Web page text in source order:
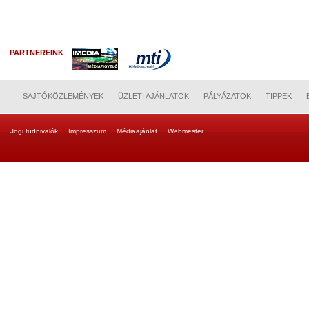
PARTNEREINK
SAJTÓKÖZLEMÉNYEK ÜZLETI AJÁNLATOK PÁLYÁZATOK TIPPEK
Jogi tudnivalók Impresszum Médiaajánlat Webmester